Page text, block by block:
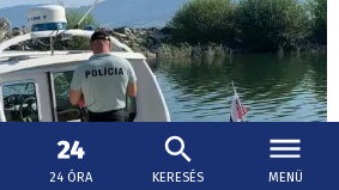
24 ÓRA KERESÉS MENÜ